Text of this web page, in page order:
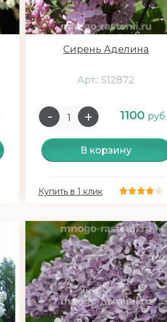
Сирень Аделина
Арт.: S12872
1100 руб.
В корзину
Купить в 1 клик